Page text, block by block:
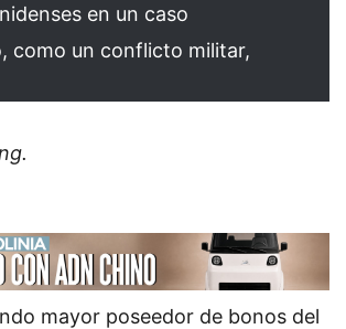
en un caso
como un conflicto militar,
mayor poseedor de bonos del